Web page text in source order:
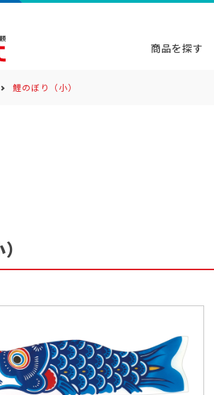
商品を探す
一覧 キーワード検索
鯉のぼり（小）